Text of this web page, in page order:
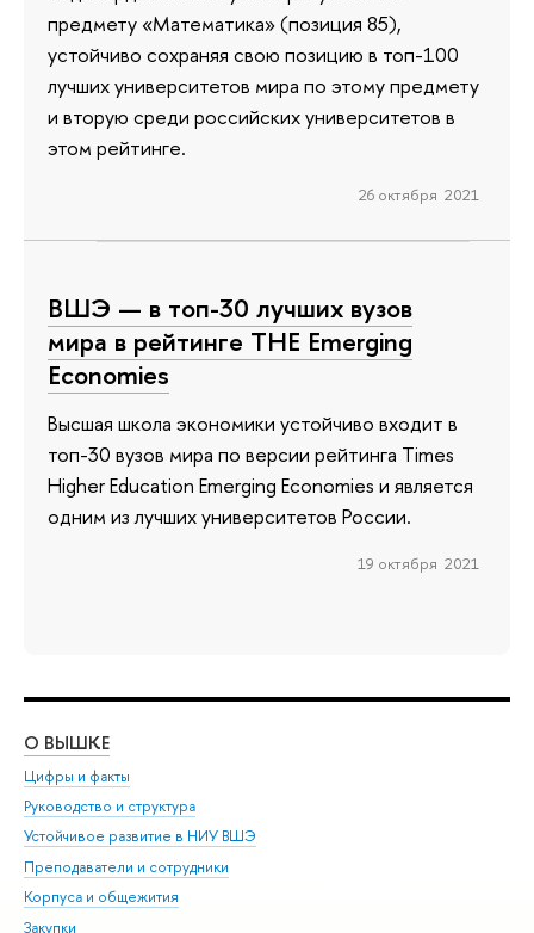
предмету «Математика» (позиция 85),
устойчиво сохраняя свою позицию в топ-100
лучших университетов мира по этому предмету
и вторую среди российских университетов в
этом рейтинге.
26 октября 2021
ВШЭ — в топ-30 лучших вузов
мира в рейтинге THE Emerging
Economies
Высшая школа экономики устойчиво входит в
топ-30 вузов мира по версии рейтинга Times
Higher Education Emerging Economies и является
одним из лучших университетов России.
19 октября 2021
О ВЫШКЕ
Цифры и факты
Руководство и структура
Устойчивое развитие в НИУ ВШЭ
Преподаватели и сотрудники
Корпуса и общежития
Закупки